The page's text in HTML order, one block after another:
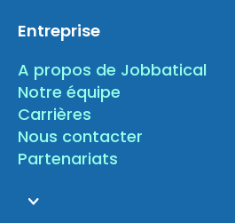
Entreprise
A propos de Jobbatical
Notre équipe
Carrières
Nous contacter
Partenariats